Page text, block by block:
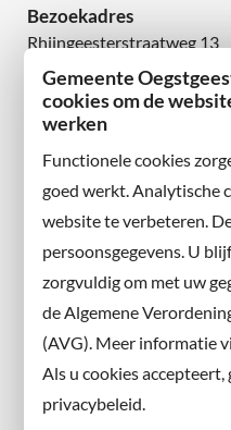
Gemeente
cookies om de
werken
Functionele cookies
goed werkt. Analytische
website te verbeteren.
persoonsgegevens. U
zorgvuldig om met uw
de Algemene
(AVG). Meer informatie
Als u cookies
privacybeleid.
Bezoekadres
Rhijngeesterstraatweg 13
2342 AN Oegstgeest
Wilt u niets missen?
en volg ons ook op sociale
Facebook
X
Instagram
Contact